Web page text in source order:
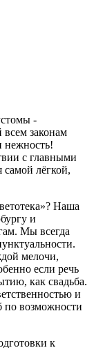
-
законам
нежность!
с главными
лёгкой,
Наша
и
Мы всегда
мелочи,
если речь
как свадьба.
и
по возможности
к